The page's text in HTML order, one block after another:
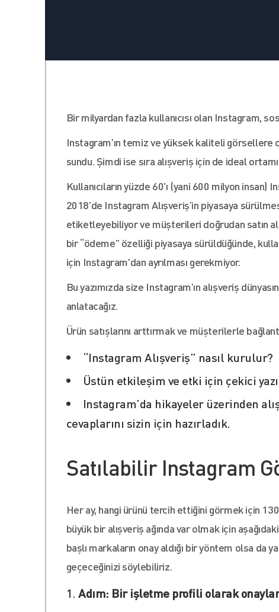
Bir milyardan fazla kullanıcısı olan Instagram,
Instagram’ın temiz ve yüksek kaliteli
sundu. Şimdi ise sıra alışveriş için de ideal
Kullanıcıların yüzde 60'ı (yani 600 milyon
2018’de Instagram Alışveriş’in piyasaya
etiketleyebiliyor ve müşterileri doğrudan satın
bir “ödeme” özelliği piyasaya sürüldüğünde,
için Instagram'dan ayrılması gerekmiyor.
Bu yazımızda size Instagram’ın alışveriş
anlatacağız.
Ürün satışlarını arttırmak ve müşterilerle
“Instagram Alışveriş” nasıl kurulur?
Üstün etkileşim ve etki için çekici
Instagram’da hikayeler üzerinden
cevaplarını sizin için hazırladık.
Satılabilir Instagram
Her ay, hangi ürünü tercih ettiğini görmek için
büyük bir alışveriş ağında var olmak için
başlı markaların onay aldığı bir yöntem olsa da
geçeceğinizi söylebiliriz.
Adım: Bir işletme profili olarak